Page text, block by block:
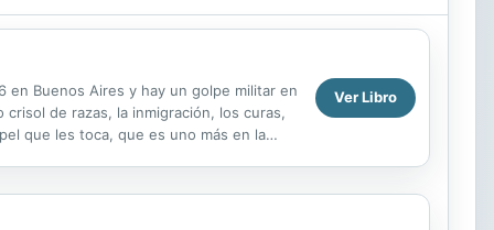
Buenos Aires y hay un golpe militar en
de razas, la inmigración, los curas,
que les toca, que es uno más en la
Ver Libro